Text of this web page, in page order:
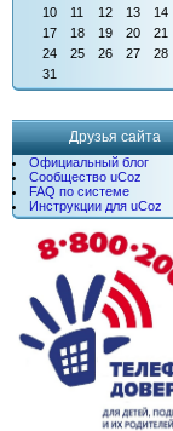
10
11 12 13 14
17
18 19 20 21
24
25 26 27 28
31
Друзья сайта
Официальный блог
Сообщество uCoz
FAQ по системе
Инструкции для uCoz